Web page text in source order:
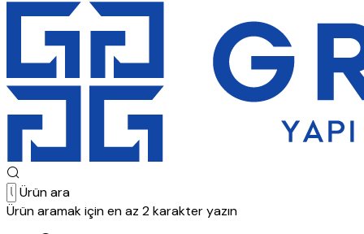
Ürün ara
Ürün aramak için en az 2 karakter yazın